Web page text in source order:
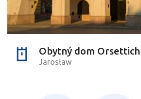
Obytný dom Orsettich
Jarosław